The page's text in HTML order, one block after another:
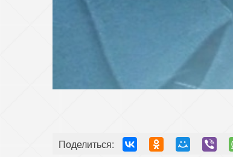
Поделиться: